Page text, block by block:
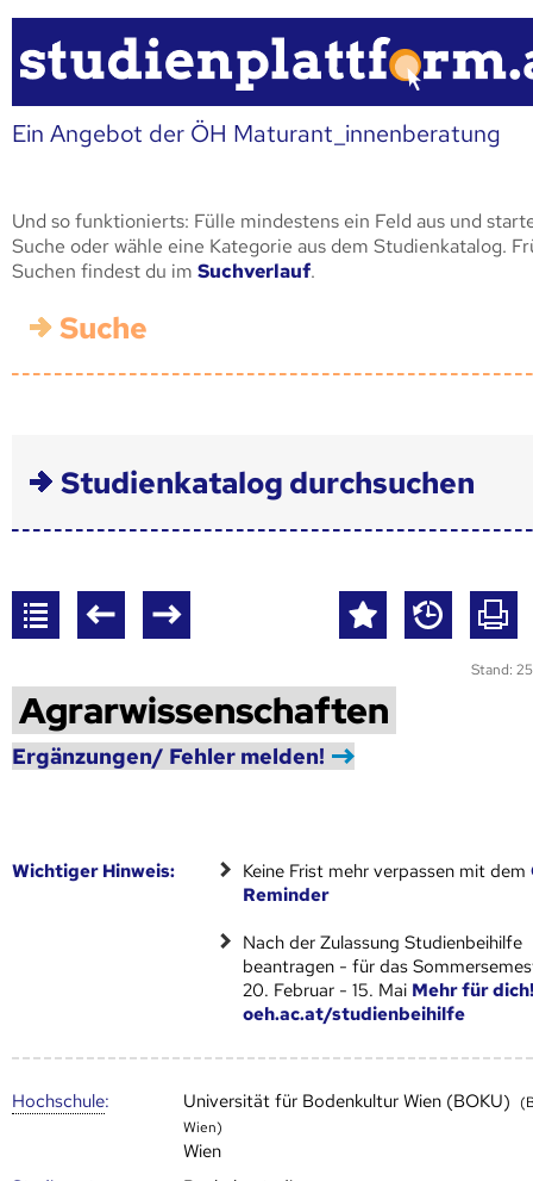
Ein Angebot der ÖH Maturant_innenberatung
Und so funktionierts: Fülle mindestens ein Feld aus und
Suche oder wähle eine Kategorie aus dem Studienkatalog.
Suchen findest du im Suchverlauf.
Suche
Studienkatalog durchsuchen
Stand:
Agrarwissenschaften
Ergänzungen/ Fehler melden!
Wich­ti­ger Hin­weis: Keine Frist mehr verpassen mit dem
Reminder
Nach der Zulassung Studienbeihilfe
beantragen - für das
20. Februar - 15. Mai Mehr für
oeh.ac.at/studienbeihilfe
Hoch­schule: Universität für Bodenkultur Wien (BOKU)
Wien)
Wien